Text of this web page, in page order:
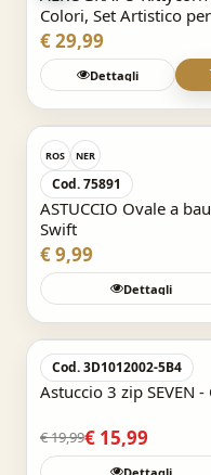
Colori, Set Artistico
€ 29,99
Dettagli
ROS NER
Cod. 75891
ASTUCCIO Ovale a
Swift
€ 9,99
Dettagli
Cod. 3D1012002-5B4
Astuccio 3 zip SEVEN
€ 19,99€ 15,99
Dettagli